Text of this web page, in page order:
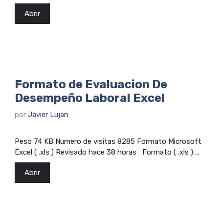
Abrir
Formato de Evaluacion De
Desempeño Laboral Excel
por Javier Lujan
Peso 74 KB Numero de visitas 8285 Formato Microsoft
Excel ( .xls ) Revisado hace 38 horas Formato ( .xls ) …
Abrir